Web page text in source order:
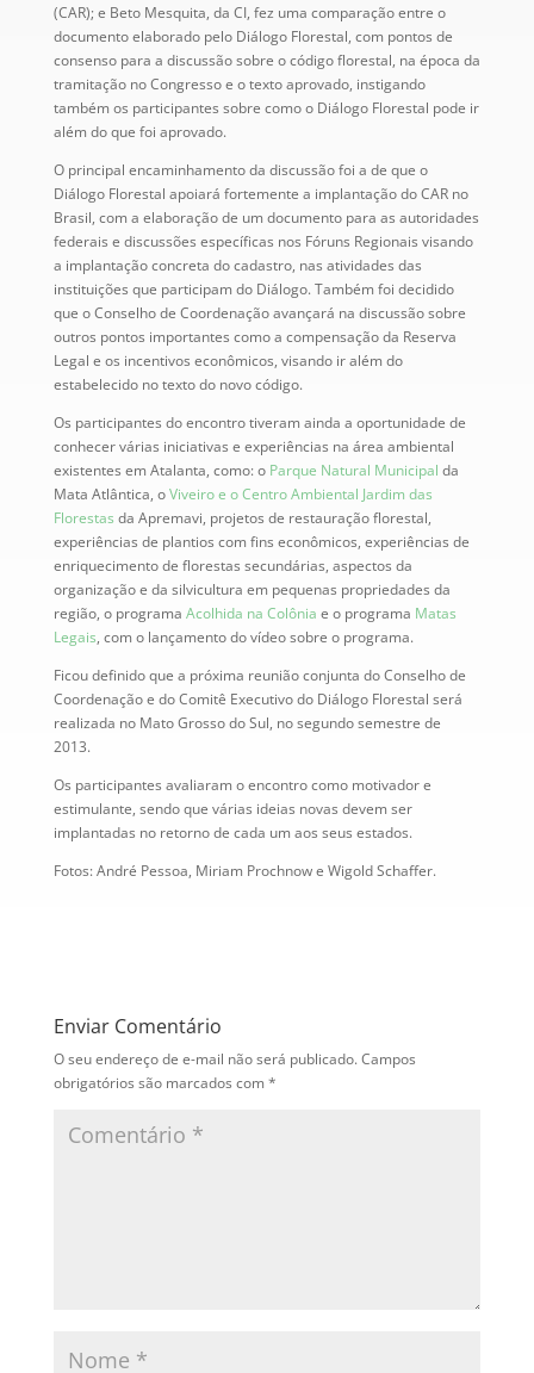
(CAR); e Beto Mesquita, da CI, fez uma comparação entre o
documento elaborado pelo Diálogo Florestal, com pontos de
consenso para a discussão sobre o código florestal, na época da
tramitação no Congresso e o texto aprovado, instigando
também os participantes sobre como o Diálogo Florestal pode ir
além do que foi aprovado.
O principal encaminhamento da discussão foi a de que o
Diálogo Florestal apoiará fortemente a implantação do CAR no
Brasil, com a elaboração de um documento para as autoridades
federais e discussões específicas nos Fóruns Regionais visando
a implantação concreta do cadastro, nas atividades das
instituições que participam do Diálogo. Também foi decidido
que o Conselho de Coordenação avançará na discussão sobre
outros pontos importantes como a compensação da Reserva
Legal e os incentivos econômicos, visando ir além do
estabelecido no texto do novo código.
Os participantes do encontro tiveram ainda a oportunidade de
conhecer várias iniciativas e experiências na área ambiental
existentes em Atalanta, como: o Parque Natural Municipal da
Mata Atlântica, oViveiro e o Centro Ambiental Jardim das
Florestas da Apremavi, projetos de restauração florestal,
experiências de plantios com fins econômicos, experiências de
enriquecimento de florestas secundárias, aspectos da
organização e da silvicultura em pequenas propriedades da
região, o programa Acolhida na Colônia e o programa Matas
Legais, com o lançamento do vídeo sobre o programa.
Ficou definido que a próxima reunião conjunta do Conselho de
Coordenação e do Comitê Executivo do Diálogo Florestal será
realizada no Mato Grosso do Sul, no segundo semestre de
2013.
Os participantes avaliaram o encontro como motivador e
estimulante, sendo que várias ideias novas devem ser
implantadas no retorno de cada um aos seus estados.
Fotos: André Pessoa, Miriam Prochnow e Wigold Schaffer.
Enviar Comentário
O seu endereço de e-mail não será publicado.Campos
obrigatórios são marcados com *